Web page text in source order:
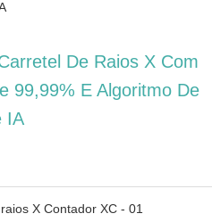
De Raios X Com
99,99% E Algoritmo De
IA
X Contador XC - 01